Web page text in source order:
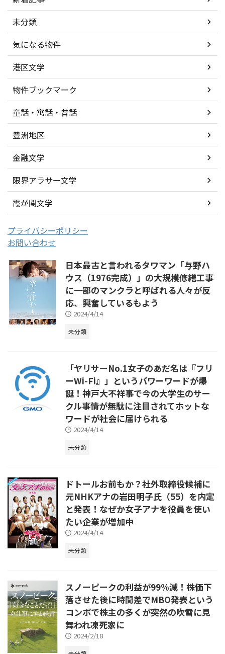
未分類
気になる物件
港区文学
物件ブックマーク
童話・寓話・昔話
豊洲地区
金融文学
限界アラサー文学
霞が関文学
プライバシーポリシー
お問い合わせ
日本最古と言われるタワマン「与野ハ
ウス（1976完成）」の大規模修繕工事
に一部のマンクラと呼ばれる人々が反
応、興奮しているもよう
2024/4/14
未分類
「ヤリサーNo.1女子のあだ名は『フリ
ーWi-Fi』」というパワーワードが爆
誕！神戸大不祥事で今の大学生のサー
クル事情が無駄に注目されてホットな
ワードが社会に届けられる
2024/4/14
未分類
ドトールお前もか？社外取締役候補に
元NHKアナの岩田明子氏（55）を内定
と発表！なぜか女子アナを役員を使い
たい企業が増加中
2024/4/14
未分類
スノーピークの利益が99%減！株価下
落させた後に時間差でMBO発表という
コンボで株主の多くが突然の吹雪に見
舞われ凍死家に
2024/2/18